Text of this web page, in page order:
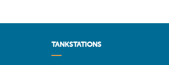
TANKSTATIONS